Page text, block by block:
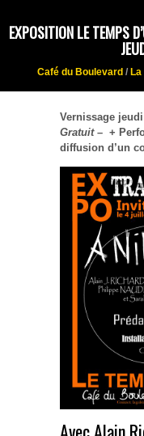
EXPOSITION LE TEMPS
Café du Boulevard /
Vernissage
Gratuit – +
diffusion d’un